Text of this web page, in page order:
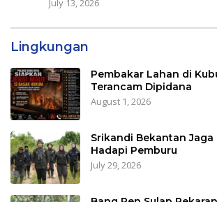
July 13, 2026
Lingkungan
Pembakar Lahan di
Terancam Dipidana
August 1, 2026
Srikandi Bekantan Jaga
Hadapi Pemburu
July 29, 2026